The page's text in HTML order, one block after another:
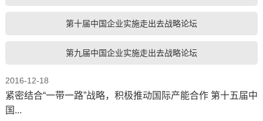
第十届中国企业实施走出去战略论坛
第九届中国企业实施走出去战略论坛
2016-12-18
紧密结合“一带一路”战略，积极推动国际产能合作 第十五届中
国...